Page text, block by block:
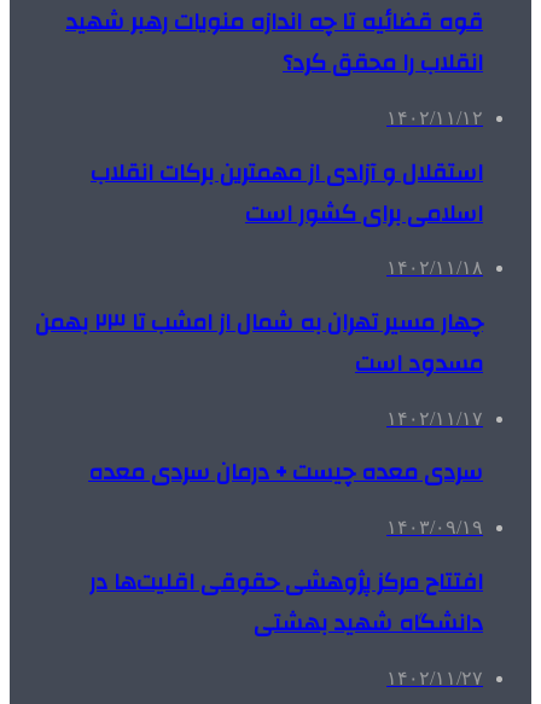
قوه قضائیه تا چه اندازه منویات رهبر شهید
انقلاب را محقق کرد؟
۱۴۰۲/۱۱/۱۲
استقلال و آزادی از مهمترین برکات انقلاب
اسلامی برای کشور است
۱۴۰۲/۱۱/۱۸
چهار مسیر تهران به شمال از امشب تا ۲۳ بهمن
مسدود است
۱۴۰۲/۱۱/۱۷
سردی معده چیست + درمان سردی معده
۱۴۰۳/۰۹/۱۹
افتتاح مرکز پژوهشی حقوقی اقلیت‌ها در
دانشگاه شهید بهشتی
۱۴۰۲/۱۱/۲۷